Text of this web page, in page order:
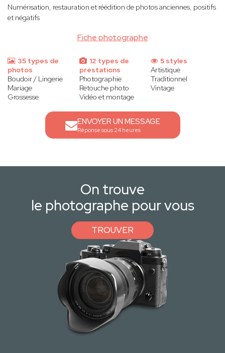
Fiche photographe
Numérisation, restauration et réédition de photos anciennes, positifs
et négatifs
35 types de
photos
Boudoir / Lingerie
Mariage
Grossesse
12 types de
prestations
Photographie
Retouche photo
Vidéo et montage
5 styles
Artistique
Traditionnel
Vintage
ENVOYER UN MESSAGE
Réponse sous 24 heures
On trouve
le photographe pour vous
TROUVER